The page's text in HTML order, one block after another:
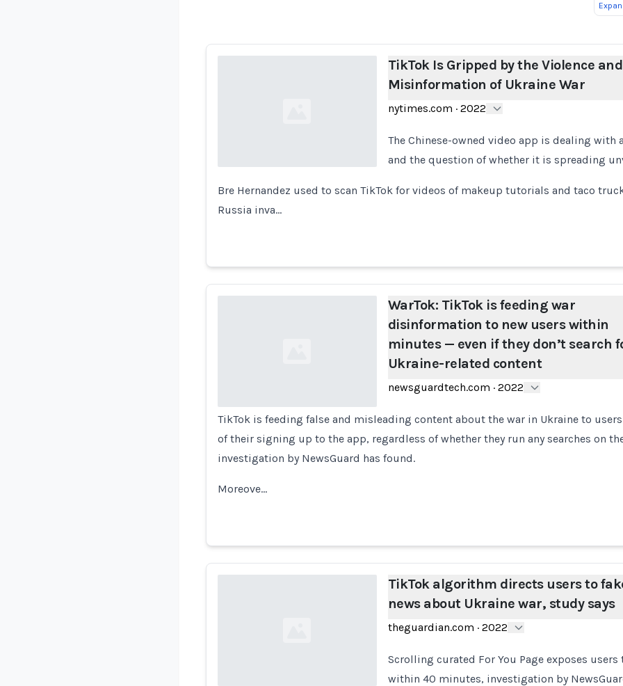
TikTok Is Gripped by the Violence and
Misinformation of Ukraine War
nytimes.com · 2022
The Chinese-owned video app is dealing with
and the question of whether it is spreading
Bre Hernandez used to scan TikTok for videos of makeup tutorials and taco
Russia inva…
WarTok: TikTok is feeding war
disinformation to new users within
minutes — even if they don’t search
Ukraine-related content
newsguardtech.com · 2022
TikTok is feeding false and misleading content about the war in Ukraine to
of their signing up to the app, regardless of whether they run any searches on
investigation by NewsGuard has found.
Moreove…
TikTok algorithm directs users to
news about Ukraine war, study says
theguardian.com · 2022
Scrolling curated For You Page exposes
within 40 minutes, investigation by